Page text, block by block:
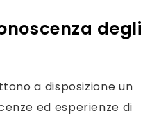
degli
a disposizione un
ed esperienze di